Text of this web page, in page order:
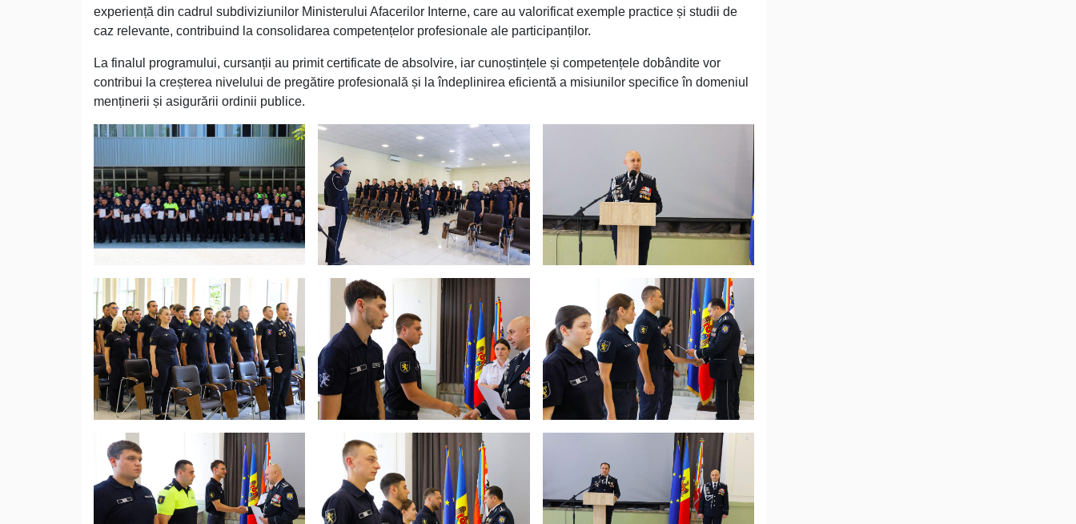
experiență din cadrul subdiviziunilor Ministerului Afacerilor Interne, care au valorificat exemple practice și studii de
caz relevante, contribuind la consolidarea competențelor profesionale ale participanților.
La finalul programului, cursanții au primit certificate de absolvire, iar cunoștințele și competențele dobândite vor
contribui la creșterea nivelului de pregătire profesională și la îndeplinirea eficientă a misiunilor specifice în domeniul
menținerii și asigurării ordinii publice.